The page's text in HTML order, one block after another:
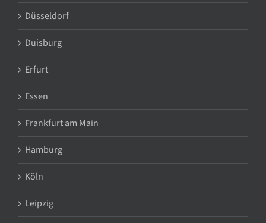
Düsseldorf
Duisburg
Erfurt
Essen
Frankfurt am Main
Hamburg
Köln
Leipzig